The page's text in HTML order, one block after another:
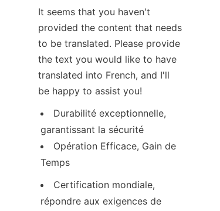
It seems that you haven't
provided the content that needs
to be translated. Please provide
the text you would like to have
translated into French, and I'll
be happy to assist you!
Durabilité exceptionnelle,
garantissant la sécurité
Opération Efficace, Gain de
Temps
Certification mondiale,
répondre aux exigences de